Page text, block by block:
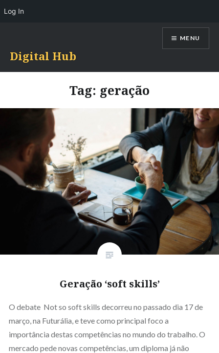
content
Digital Hub
MENU
Tag: geração
Geração ‘soft skills’
O debate Not so soft skills decorreu no passado dia 17 de
março, na Futurália, e teve como principal foco a
importância destas competências no mundo do trabalho. O
mercado pede novas competências, um diploma já não
Log In